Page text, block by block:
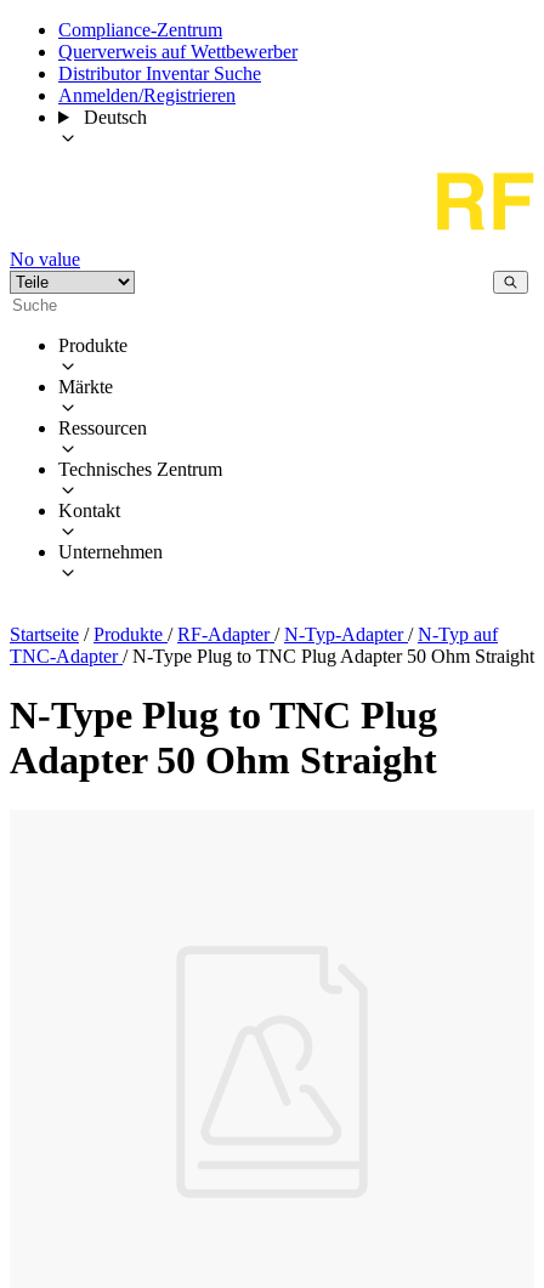
Compliance-Zentrum
Querverweis auf Wettbewerber
Distributor Inventar Suche
Anmelden/Registrieren
Deutsch
No value
Produkte
Märkte
Ressourcen
Technisches Zentrum
Kontakt
Unternehmen
Startseite / Produkte / RF-Adapter/ N-Typ-Adapter/ N-Typ auf
TNC-Adapter/ N-Type Plug to TNC Plug Adapter 50 Ohm Straight
N-Type Plug to TNC Plug
Adapter 50 Ohm Straight